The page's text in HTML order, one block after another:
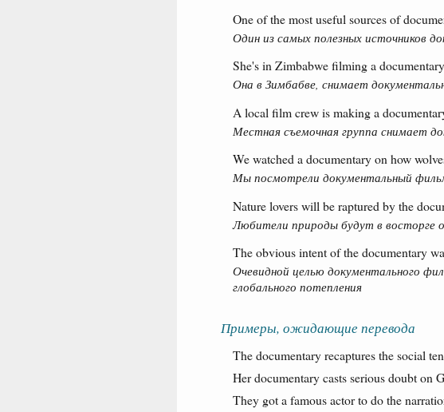
One of the most useful sources of
Один из самых полезных источников
She's in Zimbabwe filming a
Она в Зимбабве, снимает
A local film crew is making a
Местная съемочная группа снимает
We watched a documentary on how
Мы посмотрели документальный
Nature lovers will be raptured by the
Любители природы будут в восторге
The obvious intent of the documentary
Очевидной целью документального
глобального потепления
Примеры, ожидающие перевода
The documentary recaptures the social
Her documentary casts serious doubt on
They got a famous actor to do the